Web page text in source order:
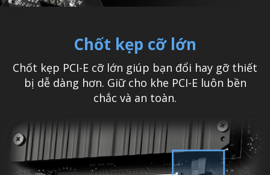
Chốt kẹp cỡ lớn
Chốt kẹp PCI-E cỡ lớn giúp bạn đổi hay gỡ thiết
bị dễ dàng hơn. Giữ cho khe PCI-E luôn bền
chắc và an toàn.